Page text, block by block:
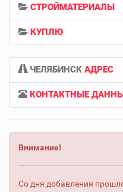
СТРОЙМАТЕРИАЛЫ
КУПЛЮ
ЧЕЛЯБИНСК АДРЕС
КОНТАКТНЫЕ
Внимание!
Со дня добавления